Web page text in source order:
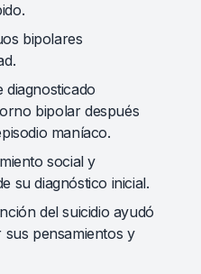
bipolares
bipolar después
maníaco.
social y
su diagnóstico inicial.
del suicidio ayudó
pensamientos y